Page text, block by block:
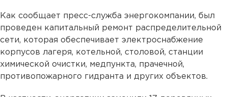
Как сообщает пресс-служба энергокомпании, был
проведен капитальный ремонт распределительной
сети, которая обеспечивает электроснабжение
корпусов лагеря, котельной, столовой, станции
химической очистки, медпункта, прачечной,
противопожарного гидранта и других объектов.